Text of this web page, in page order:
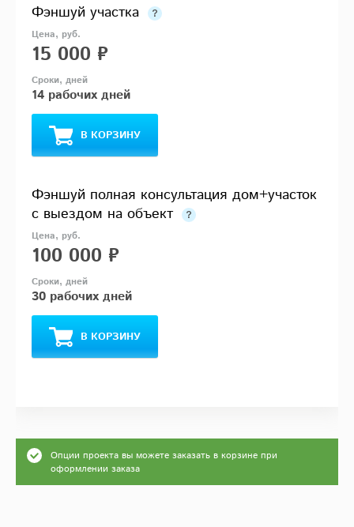
Фэншуй участка
15 000 ₽
14 рабочих дней
В КОРЗИНУ
Фэншуй полная консультация дом+участок
с выездом на объект
100 000 ₽
30 рабочих дней
В КОРЗИНУ
Опции проекта вы можете заказать в корзине при
оформлении заказа